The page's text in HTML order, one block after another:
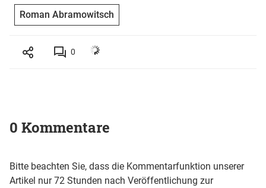
Roman Abramowitsch
0
0 Kommentare
Bitte beachten Sie, dass die Kommentarfunktion unserer
Artikel nur 72 Stunden nach Veröffentlichung zur